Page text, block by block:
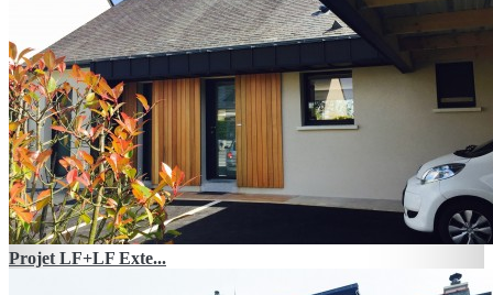
Projet LF+LF Exte...